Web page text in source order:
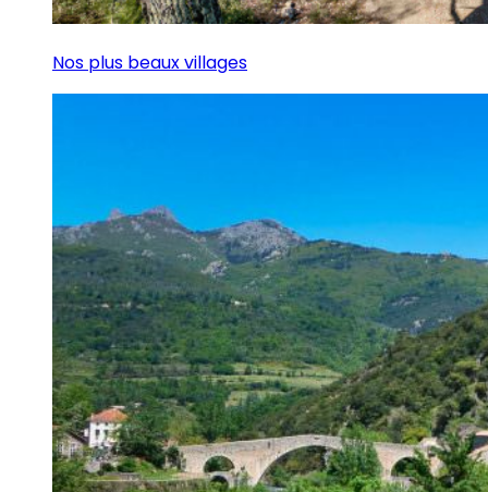
Nos plus beaux villages